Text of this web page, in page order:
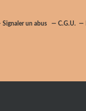
Signaler un abus C.G.U.